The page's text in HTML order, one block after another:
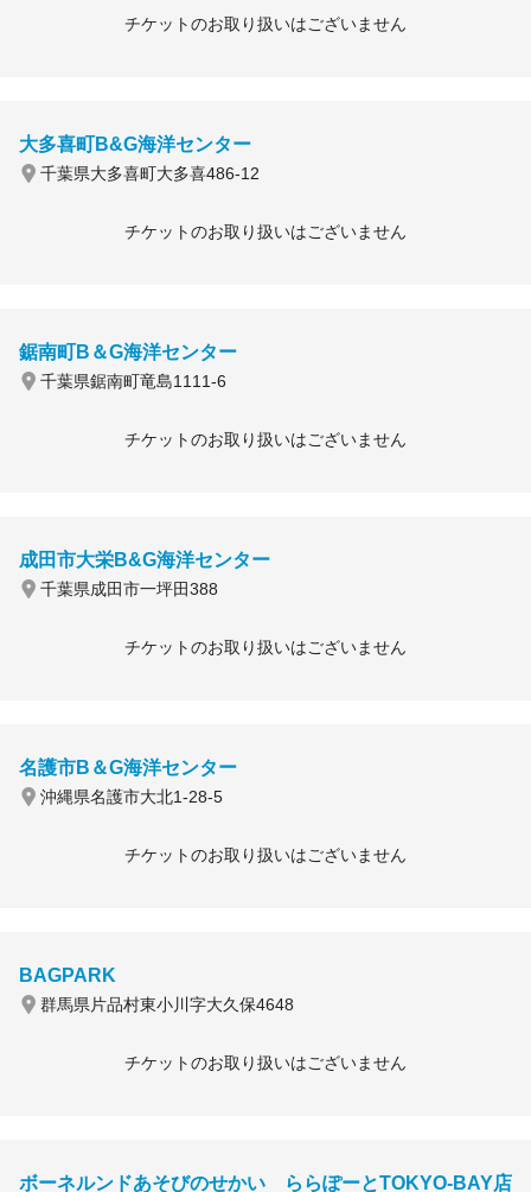
チケットのお取り扱いはございません
大多喜町B&G海洋センター
千葉県大多喜町大多喜486-12
チケットのお取り扱いはございません
鋸南町B＆G海洋センター
千葉県鋸南町竜島1111-6
チケットのお取り扱いはございません
成田市大栄B&G海洋センター
千葉県成田市一坪田388
チケットのお取り扱いはございません
名護市B＆G海洋センター
沖縄県名護市大北1-28-5
チケットのお取り扱いはございません
BAGPARK
群馬県片品村東小川字大久保4648
チケットのお取り扱いはございません
ボーネルンドあそびのせかい ららぽーとTOKYO-BAY店